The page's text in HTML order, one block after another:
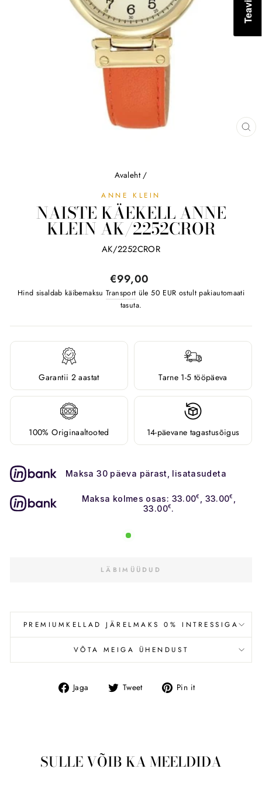
Avaleht /
ANNE KLEIN
NAISTE KÄEKELL ANNE
KLEIN AK/2252CROR
AK/2252CROR
Tavahind
€99,00
Hind sisaldab käibemaksuTransport üle 50 EUR ostult pakiautomaati
tasuta.
Garantii 2 aastat Tarne 1-5 tööpäeva
100% Originaaltooted 14-päevane tagastusõigus
Maksa 30 päeva pärast, lisatasudeta
Maksa kolmes osas: 33.00€ , 33.00€
33.00€ .
LÄBIMÜÜDUD
PREMIUMKELLAD JÄRELMAKS 0% INTRESSIGA
VÕTA MEIGA ÜHENDUST
Jaga
Jaga
Tweet Tweet Pin it
SULLE VÕIB KA MEELDIDA